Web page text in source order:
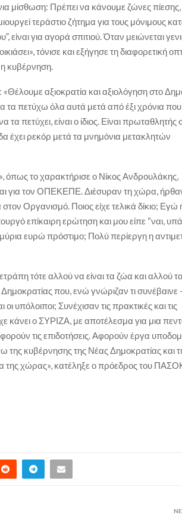
μίσθωση: Πρέπει να κάνουμε ζώνες πίεσης,
τεράστιο ζήτημα για τους μόνιμους
είναι για αγορά σπιτιού. Όταν μειώνεται
τόνισε και εξήγησε τη διαφορετική
κυβέρνηση.
αξιοκρατία και αξιολόγηση στο
τα πετύχω όλα αυτά μετά από έξι χρόνια που
πετύχει, είναι ο ίδιος. Είναι πρωταθλητής
έχει ρεκόρ μετά τα μνημόνια μετακλητών
το χαρακτήρισε ο Νίκος Ανδρουλάκης,
για τον ΟΠΕΚΕΠΕ. Διέσυραν τη χώρα,
Οργανισμό. Ποιος είχε τελικά δίκιο; Εγώ
επίκαιρη ερώτηση και μου είπε “ναι,
ευρώ πρόστιμο; Πολύ περίεργη η
τότε αλλού να είναι τα ζώα και αλλού τα
που, ενώ γνώριζαν τι συνέβαινε
υπόλοιποι; Συνέχισαν τις πρακτικές και τις
κάνει ο ΣΥΡΙΖΑ, με αποτέλεσμα για μια
τις επιδοτήσεις. Αφορούν έργα
της κυβέρνησης της Νέας Δημοκρατίας και
της χώρας», κατέληξε ο πρόεδρος του